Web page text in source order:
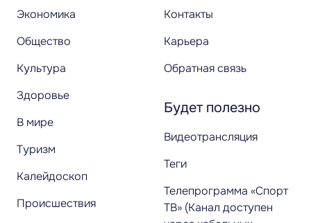
Экономика
Общество
Культура
Здоровье
В мире
Туризм
Калейдоскоп
Происшествия
Контакты
Карьера
Обратная связь
Будет полезно
Видеотрансляция
Теги
Телепрограмма «Спорт
ТВ» (Канал доступен